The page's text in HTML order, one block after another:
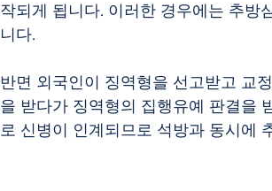
작되게 됩니다. 이러한 경우에는 추방
니다.
반면 외국인이 징역형을 선고받고 교
을 받다가 징역형의 집행유예 판결을
로 신병이 인계되므로 석방과 동시에